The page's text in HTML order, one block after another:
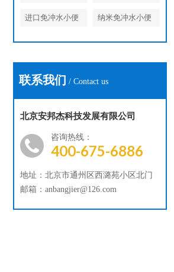
大品牌
器
进口免冲水小便
纳米免冲水小便
联系我们 / Contact us
北京安邦杰科技发展有限公司
咨询热线：
400-675-6886
地址：北京市通州区西潞苑小区北门
邮箱：anbangjier@126.com